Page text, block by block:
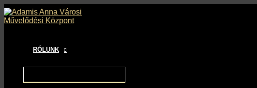
Skip
to
content
RÓLUNK
MENU
TOGGLE
MENU
TOGGLE
MENU
TOGGLE
Bejegyzés
navigáció